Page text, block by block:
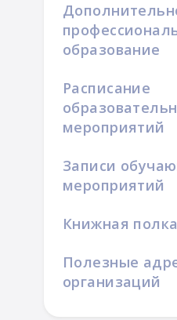
образование
Расписание
мероприятий
Записи
мероприятий
Книжная полка
Полезные
организаций